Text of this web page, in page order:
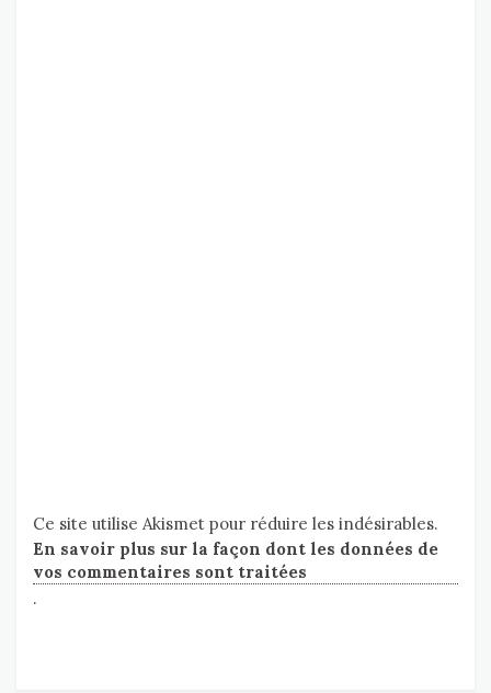
Ce site utilise Akismet pour réduire les indésirables.
En savoir plus sur la façon dont les données de
vos commentaires sont traitées
.